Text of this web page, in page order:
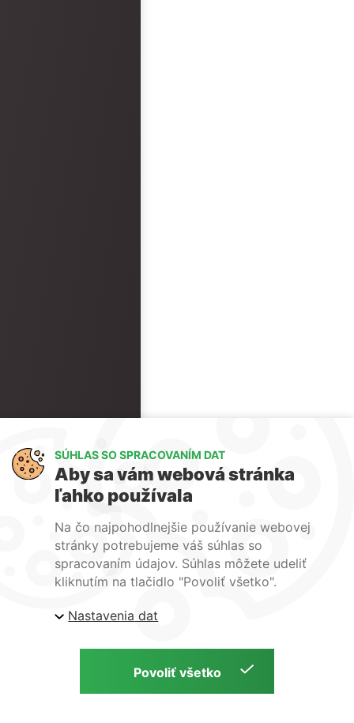
SÚHLAS SO SPRACOVANÍM DAT
Aby sa vám webová stránka
ľahko používala
Na čo najpohodlnejšie používanie webovej
stránky potrebujeme váš súhlas so
spracovaním údajov. Súhlas môžete udeliť
kliknutím na tlačidlo "Povoliť všetko".
Nastavenia dat